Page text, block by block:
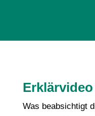
Erklärvideo
Was beabsichtigt